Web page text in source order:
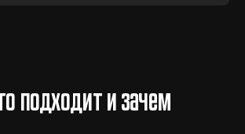
подходит и зачем